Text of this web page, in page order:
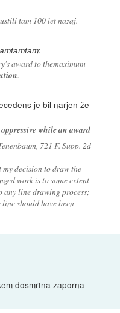
tam 100 let nazaj.
:
award to themaximum
.
je bil narjen že
while an award
721 F. Supp. 2d
decision to draw the
work is to some extent
line drawing process;
should have been
dosmrtna zaporna